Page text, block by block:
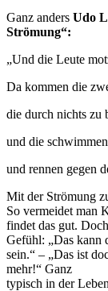
Ganz anders Udo
Strömung“:
„Und die Leute
Da kommen die
die durch nichts zu
und die
und rennen gegen
Mit der Strömung
So vermeidet man
findet das gut.
Gefühl: „Das kann
sein.“ – „Das ist
mehr!“ Ganz
typisch in der